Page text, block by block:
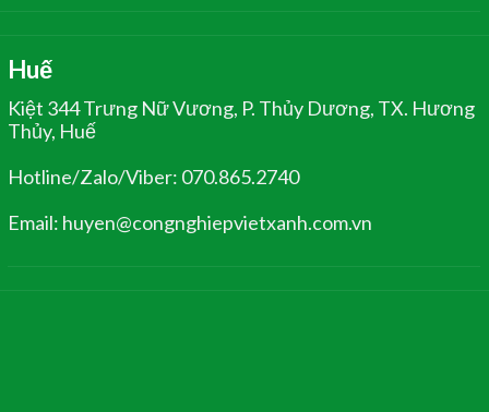
Huế
Kiệt 344 Trưng Nữ Vương, P. Thủy Dương, TX. Hương
Thủy, Huế
Hotline/Zalo/Viber: 070.865.2740
Email: huyen@congnghiepvietxanh.com.vn